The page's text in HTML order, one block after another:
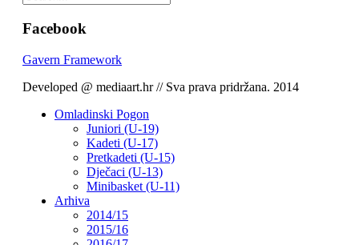
Facebook
Gavern Framework
Developed @ mediaart.hr // Sva prava pridržana. 2014
Omladinski Pogon
Juniori (U-19)
Kadeti (U-17)
Pretkadeti (U-15)
Dječaci (U-13)
Minibasket (U-11)
Arhiva
2014/15
2015/16